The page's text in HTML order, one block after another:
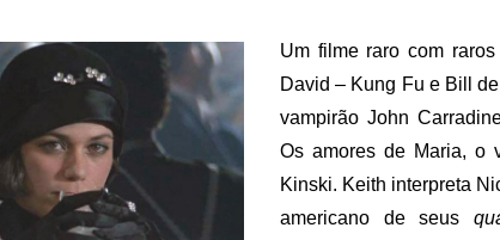
Um filme raro com
David – Kung Fu e Bill
vampirão John
Os amores de Maria, o
Kinski. Keith interpreta
americano de seus